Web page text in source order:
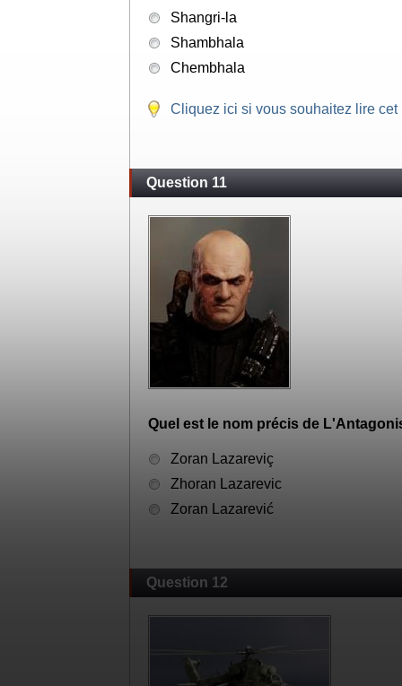
Shangri-la
Shambhala
Chembhala
Cliquez ici si vous souhaitez lire cet
Question 11
Quel est le nom précis de
Zoran Lazareviç
Zhoran Lazarevic
Zoran Lazarević
Question 12